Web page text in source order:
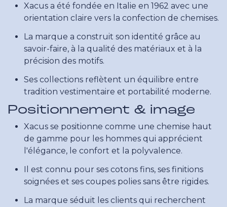
Xacus a été fondée en Italie en 1962 avec une
orientation claire vers la confection de chemises.
La marque a construit son identité grâce au
savoir-faire, à la qualité des matériaux et à la
précision des motifs.
Ses collections reflètent un équilibre entre
tradition vestimentaire et portabilité moderne.
Positionnement & image
Xacus se positionne comme une chemise haut
de gamme pour les hommes qui apprécient
l'élégance, le confort et la polyvalence.
Il est connu pour ses cotons fins, ses finitions
soignées et ses coupes polies sans être rigides.
La marque séduit les clients qui recherchent